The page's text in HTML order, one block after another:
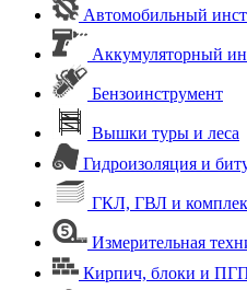
Автомобильный
Аккумуляторный
Бензоинструмент
Вышки туры и леса
Гидроизоляция и
ГКЛ, ГВЛ и
Измерительная
Кирпич, блоки и